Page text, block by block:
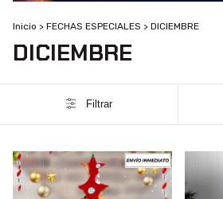
Inicio > FECHAS ESPECIALES > DICIEMBRE
DICIEMBRE
Filtrar